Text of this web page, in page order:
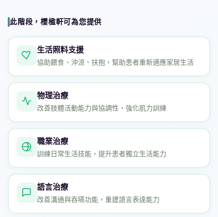
此階段，櫻楹軒可為您提供
生活照料支援
協助餵食、沖涼、扶抱，幫助患者重新適應家居生活
物理治療
改善肢體活動能力與協調性，強化肌力訓練
職業治療
訓練日常生活技能，提升患者獨立生活能力
語言治療
改善溝通與吞嚥功能，重建語言表達能力